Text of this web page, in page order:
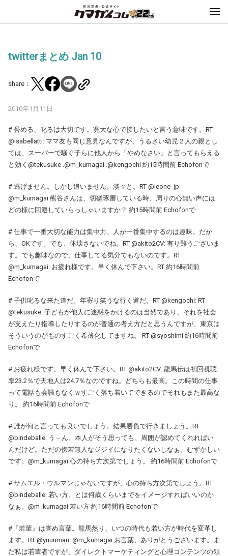
twitterまとめ Jan 10
share：
2010年1月11日
# 誉める、叱るは大切です。寛大な心で接したいと言う意味です。RT
@isabellatti: ママ友も同じ意見なんですが、うるさい幼児２人の親とし
ては、スーパーで騒ぐ子らに他人から「やめなさい」と言ってもらえる
と効く@tekusuke .@m_kumagai .@kengochi 約15時間前 Echofonで
# 逃げません。しかし追いません。淡々と。RT @leone_jp:
@m_kumagai 熊谷さんは、切磋琢磨している時、周りの心無い声には
どの様に回避していらっしゃいますか？ 約15時間前 Echofonで
# 仕事で一番大切な能力は集中力。人が一番集中するのは趣味。だか
ら、OKです。でも、体壊さないでね。RT @akito2CV: 有り難うございま
す。でも趣味なので、仕事してる気分でもないのです。RT
@m_kumagai: お疲れ様です。早く休んで下さい。RT 約16時間前
Echofonで
# 子供叱るな来た道だ。年寄り笑うな行く道だ。RT @kengochi: RT
@tekusuke: 子どもが他人に迷惑をかけるのは当然であり、それを社会
が支えたり指導したりするのが普通の考え方だと思うんですが、東京は
そういうのがものすごく希薄化してますね。 RT @syoshimi 約16時間前
Echofonで
# お疲れ様です。早く休んで下さい。RT @akito2CV: 龍馬伝は初回視聴
率23.2％で天地人は24.7％なのですね。どちらも最高。この時間の仕事
って電話も会議もなくｗすごく落ち着いてできるのでそれもまた最高な
り。 約16時間前 Echofonで
# 誰が何と言っても良いでしょう。結果勝負で行きましょう。RT
@bindeballe: う－ん、本人がそう思っても、周囲が認めてくれればい
んだけど。ただの傍若無人なジジイになりたくないしなぁ。むずかしい
です。@m_kumagai 心の持ち方次第でしょう。 約16時間前 Echofonで
# サムエル・ウルマンじゃないですが、心の持ち方次第でしょう。RT
@bindeballe: 若い方、とは何歳くらいまでをイメージすればいいのか
なぁ。@m_kumagai 若い方 約16時間前 Echofonで
#『若輩』は誉め言葉。龍馬然り、いつの時代も若い方が時代を変革し
ます。RT @yuuuman: @m_kumagai お言葉、ありがとうございます。ま
だ私は若輩者ですが、ダイレクトマーケティングと心理コンテンツの領